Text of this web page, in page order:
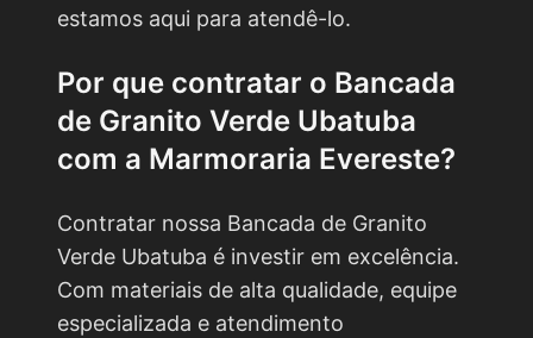
estamos aqui para atendê-lo.
Por que contratar o Bancada
de Granito Verde Ubatuba
com a Marmoraria Evereste?
Contratar nossa Bancada de Granito
Verde Ubatuba é investir em excelência.
Com materiais de alta qualidade, equipe
especializada e atendimento